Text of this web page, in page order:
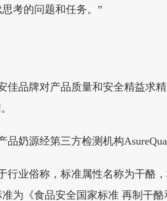
考的问题和任务。”
佳品牌对产品质量和安全精益求
品奶源经第三方检测机构
行业俗称，标准属性名称为干酪
为《食品安全国家标准 再制干